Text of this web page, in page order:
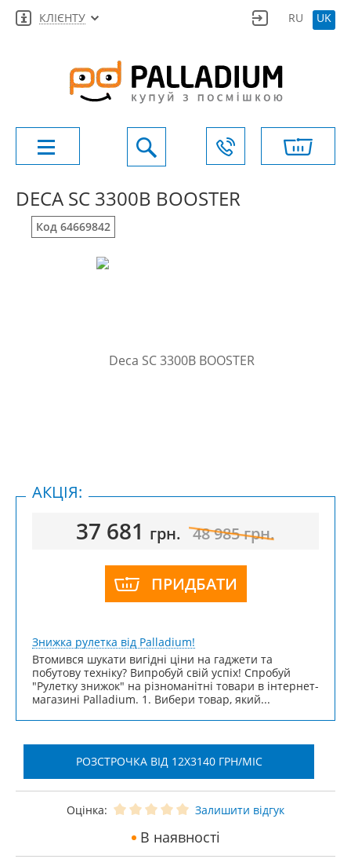
КЛІЄНТУ RU UK
DECA SC 3300B BOOSTER
Код 64669842
37 681 грн. 48 985грн.
ПРИДБАТИ
АКЦІЯ:
Знижка рулетка від Palladium!
Втомився шукати вигідні ціни на гаджети та
побутову техніку? Випробуй свій успіх! Спробуй
"Рулетку знижок" на різноманітні товари в інтернет-
магазині Palladium. 1. Вибери товар, який...
РОЗСТРОЧКА ВІД 12X3140 ГРН/МІС
Оцінка: Залишити відгук
В наявності